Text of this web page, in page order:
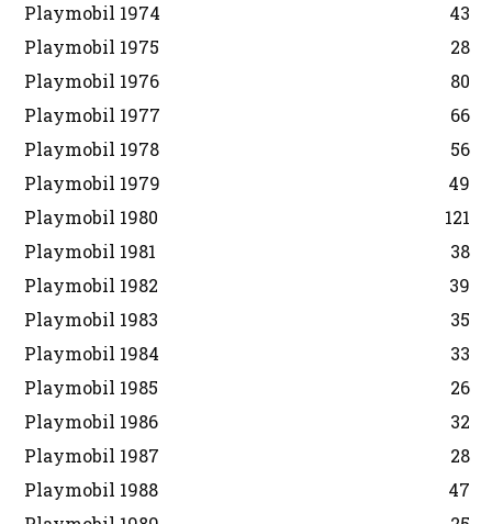
Playmobil 1974
43
Playmobil 1975
28
Playmobil 1976
80
Playmobil 1977
66
Playmobil 1978
56
Playmobil 1979
49
Playmobil 1980
121
Playmobil 1981
38
Playmobil 1982
39
Playmobil 1983
35
Playmobil 1984
33
Playmobil 1985
26
Playmobil 1986
32
Playmobil 1987
28
Playmobil 1988
47